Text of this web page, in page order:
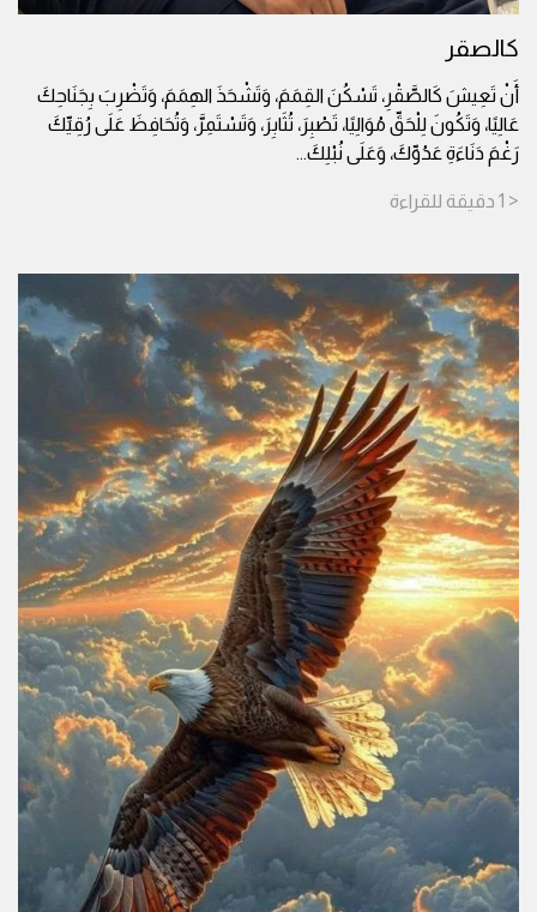
كالصقر
أَنْ تَعِيشَ كَالصَّقْرِ، تَسْكُنَ القِمَمَ، وَتَشْحَذَ الهِمَمَ، وَتَضْرِبَ بِجَنَاحِكَ
عَالِيًا، وَتَكُونَ لِلْحَقِّ مُوَالِيًا، تَصْبِرَ، تُثَابِرَ، وَتَسْتَمِرَّ، وَتُحَافِظَ عَلَى رُقِيِّكَ
رَغْمَ دَنَاءَةِ عَدُوِّكَ، وَعَلَى نُبْلِكَ...
< 1 دقيقة للقراءة